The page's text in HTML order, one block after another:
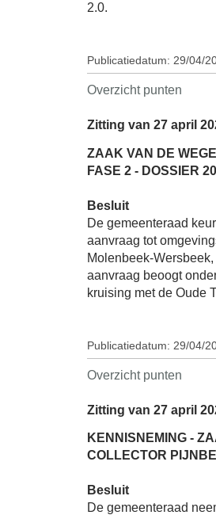
2.0.
Publicatiedatum: 29/04/
Overzicht punten
Zitting van 27 april
ZAAK VAN DE
FASE 2 - DOSSIER
Besluit
De gemeenteraad
aanvraag tot
Molenbeek-
aanvraag beoogt
kruising met de Oude
Publicatiedatum: 29/04/
Overzicht punten
Zitting van 27 april
KENNISNEMING -
COLLECTOR
Besluit
De gemeenteraad